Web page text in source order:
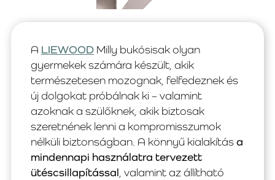
A LIEWOOD Milly bukósisak olyan
gyermekek számára készült, akik
természetesen mozognak, felfedeznek és
új dolgokat próbálnak ki – valamint
azoknak a szülőknek, akik biztosak
szeretnének lenni a kompromisszumok
nélküli biztonságban. A könnyű kialakítása
mindennapi használatra tervezett
ütéscsillapítással , valamint az állítható